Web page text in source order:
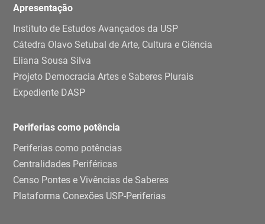
Apresentação
Instituto de Estudos Avançados da USP
Cátedra Olavo Setubal de Arte, Cultura e Ciência
Eliana Sousa Silva
Projeto Democracia Artes e Saberes Plurais
Expediente DASP
Periferias como potência
Periferias como potências
Centralidades Periféricas
Censo Pontes e Vivências de Saberes
Plataforma Conexões USP-Periferias